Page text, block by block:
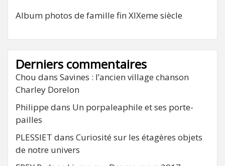
Album photos de famille fin XIXeme siècle
Derniers commentaires
Chou dans Savines : l’ancien village chanson
Charley Dorelon
Philippe dans Un porpaleaphile et ses porte-
pailles
PLESSIET dans Curiosité sur les étagères objets
de notre univers